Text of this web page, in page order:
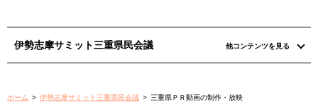
伊勢志摩サミット三重県民会議 他コンテンツを見る
ホーム > 伊勢志摩サミット三重県民会議 > 三重県ＰＲ動画の制作・放映